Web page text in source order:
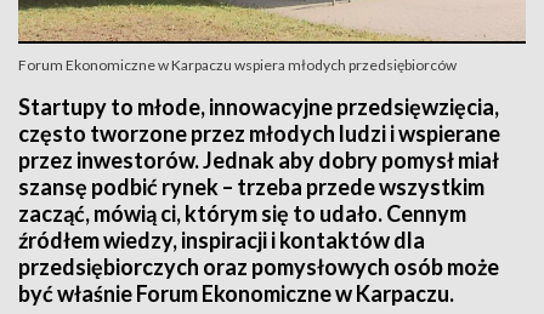
Forum Ekonomiczne w Karpaczu wspiera młodych przedsiębiorców
Startupy to młode, innowacyjne przedsięwzięcia,
często tworzone przez młodych ludzi i wspierane
przez inwestorów. Jednak aby dobry pomysł miał
szansę podbić rynek – trzeba przede wszystkim
zacząć, mówią ci, którym się to udało. Cennym
źródłem wiedzy, inspiracji i kontaktów dla
przedsiębiorczych oraz pomysłowych osób może
być właśnie Forum Ekonomiczne w Karpaczu.